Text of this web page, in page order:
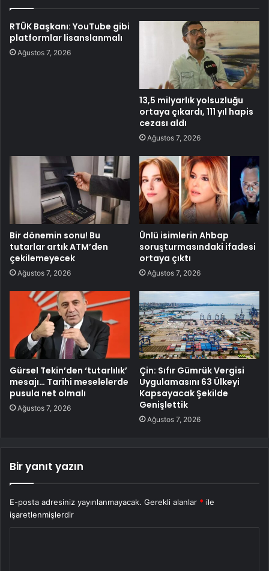
RTÜK Başkanı: YouTube gibi
platformlar lisanslanmalı
Ağustos 7, 2026
13,5 milyarlık yolsuzluğu
ortaya çıkardı, 111 yıl hapis
cezası aldı
Ağustos 7, 2026
Bir dönemin sonu! Bu
tutarlar artık ATM’den
çekilemeyecek
Ağustos 7, 2026
Ünlü isimlerin Ahbap
soruşturmasındaki ifadesi
ortaya çıktı
Ağustos 7, 2026
Gürsel Tekin’den ‘tutarlılık’
mesajı… Tarihi meselelerde
pusula net olmalı
Ağustos 7, 2026
Çin: Sıfır Gümrük Vergisi
Uygulamasını 63 Ülkeyi
Kapsayacak Şekilde
Genişlettik
Ağustos 7, 2026
Bir yanıt yazın
E-posta adresiniz yayınlanmayacak. Gerekli alanlar * ile
işaretlenmişlerdir